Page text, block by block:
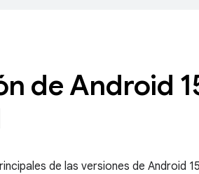
de Android
de las versiones de Android